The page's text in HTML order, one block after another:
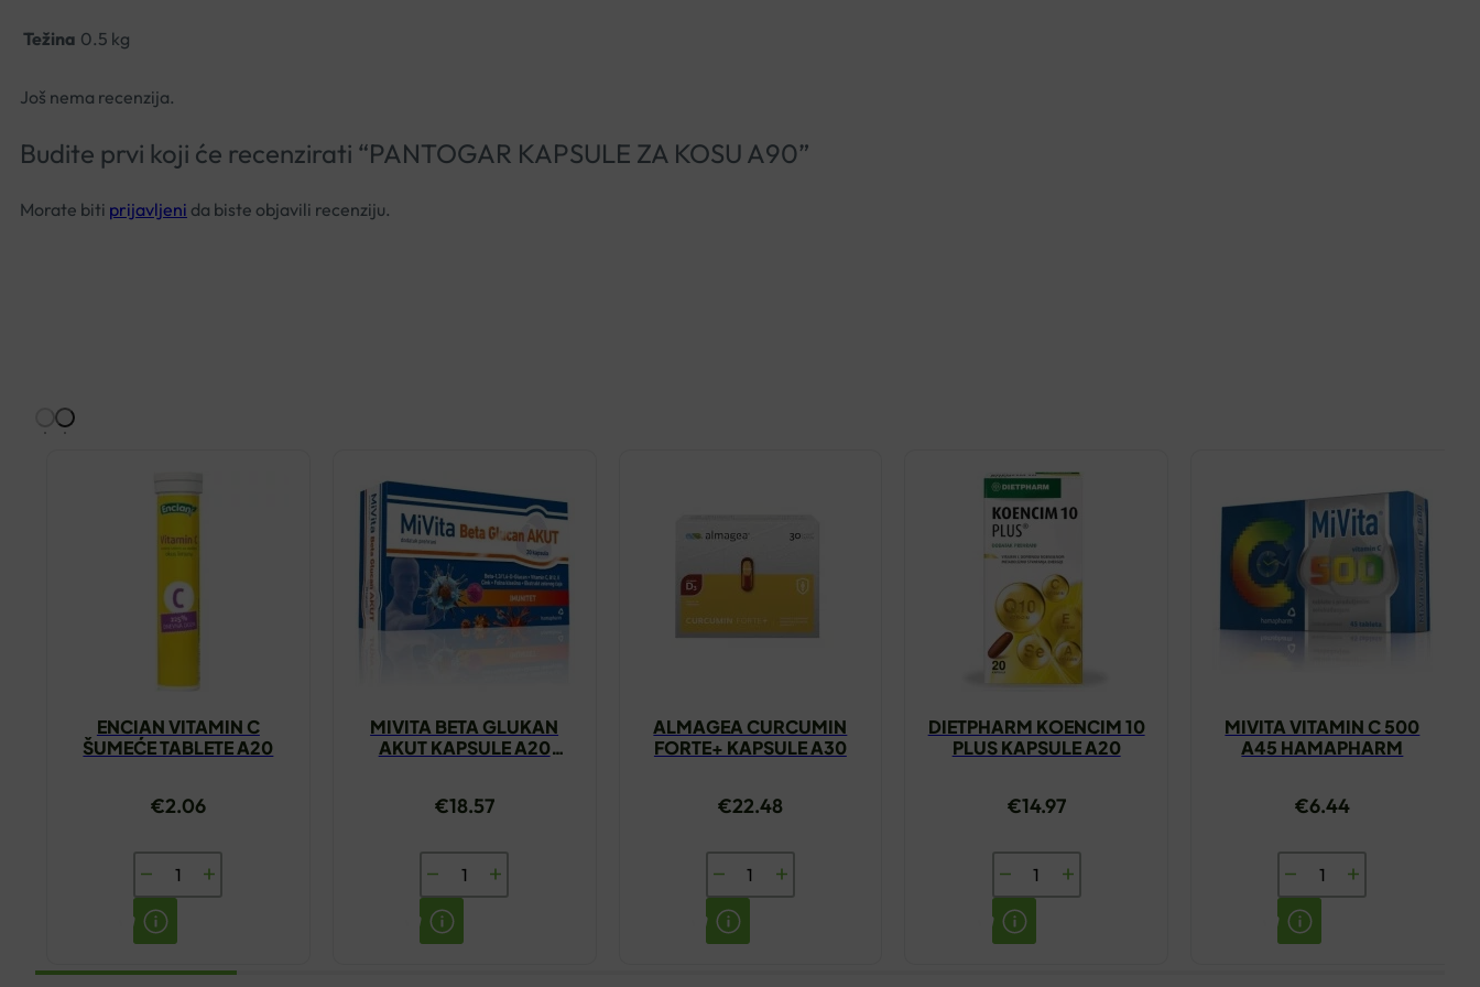
Težina 0.5 kg
Još nema recenzija.
Budite prvi koji će recenzirati “PANTOGAR KAPSULE ZA KOSU A90”
Morate biti prijavljeni da biste objavili recenziju.
ENCIAN VITAMIN C
ŠUMEĆE TABLETE A20
€2.06
ENCIAN
VITAMIN
C
ŠUMEĆE
MIVITA BETA GLUKAN
AKUT KAPSULE A20
€18.57
MIVITA
BETA
GLUKAN
ALMAGEA CURCUMIN
FORTE+ KAPSULE A30
€22.48
ALMAGEA
CURCUMIN
FORTE+
DIETPHARM KOENCIM 10
PLUS KAPSULE A20
€14.97
DIETPHARM
KOENCIM
10
MIVITA VITAMIN C 500
A45 HAMAPHARM
€6.44
MIVITA
VITAMIN
C